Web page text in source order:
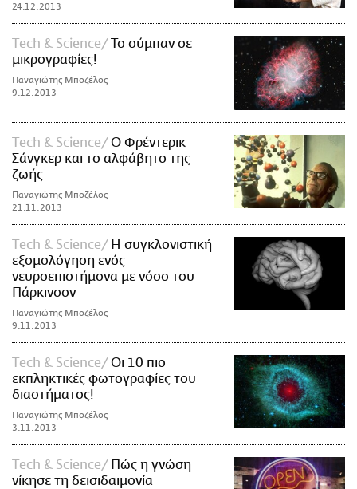
24.12.2013
Τech & Science
Το σύμπαν σε
μικρογραφίες!
Παναγιώτης Μποζέλος
9.12.2013
Τech & Science
Ο Φρέντερικ
Σάνγκερ και το αλφάβητο της
ζωής
Παναγιώτης Μποζέλος
21.11.2013
Τech & Science
Η συγκλονιστική
εξομολόγηση ενός
νευροεπιστήμονα με νόσο του
Πάρκινσον
Παναγιώτης Μποζέλος
9.11.2013
Τech & Science
Οι 10 πιο
εκπληκτικές φωτογραφίες του
διαστήματος!
Παναγιώτης Μποζέλος
3.11.2013
Τech & Science
Πώς η γνώση
νίκησε τη δεισιδαιμονία